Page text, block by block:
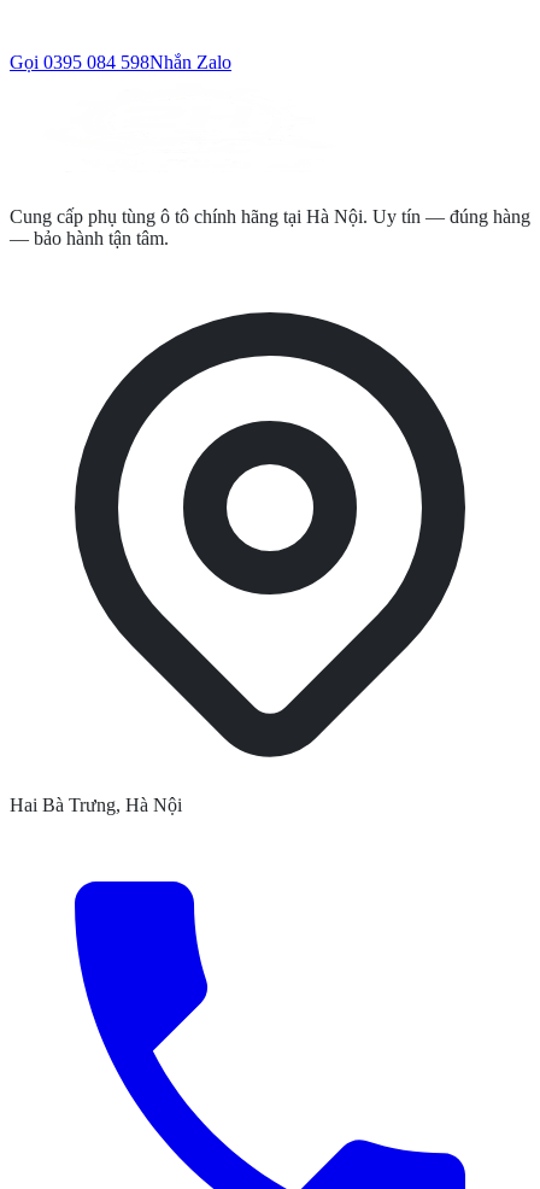
Gọi 0395 084 598Nhắn Zalo
Cung cấp phụ tùng ô tô chính hãng tại Hà Nội. Uy tín — đúng hàng
— bảo hành tận tâm.
Hai Bà Trưng, Hà Nội